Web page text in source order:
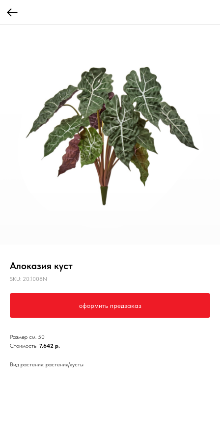
Алоказия куст
SKU: 20.1008N
оформить предзаказ
Размер см. 50
Стоимость 7.642 р.
Вид растения: растения/кусты